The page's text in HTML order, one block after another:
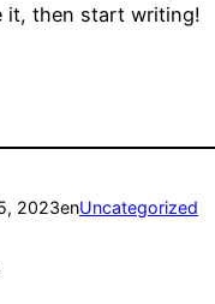
it, then start writing!
2023enUncategorized